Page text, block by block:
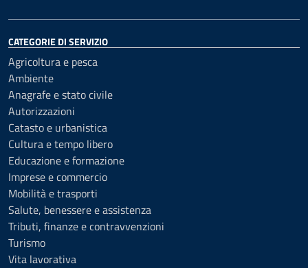
CATEGORIE DI SERVIZIO
Agricoltura e pesca
Ambiente
Anagrafe e stato civile
Autorizzazioni
Catasto e urbanistica
Cultura e tempo libero
Educazione e formazione
Imprese e commercio
Mobilità e trasporti
Salute, benessere e assistenza
Tributi, finanze e contravvenzioni
Turismo
Vita lavorativa